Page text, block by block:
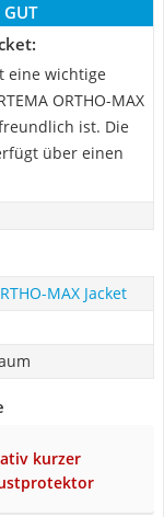
GUT
eine wichtige
ORTHO-MAX
ist. Die
über einen
MAX Jacket
kurzer